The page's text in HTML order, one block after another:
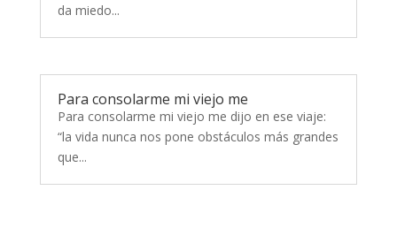
da miedo...
Para consolarme mi viejo me
Para consolarme mi viejo me dijo en ese viaje:
“la vida nunca nos pone obstáculos más grandes
que...